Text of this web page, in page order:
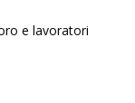
e lavoratori